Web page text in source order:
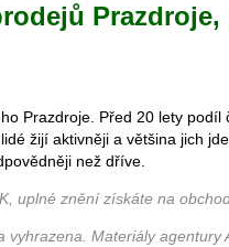
Prazdroje,
Prazdroje. Před 20 lety podíl
žijí aktivněji a většina jich
než dříve.
uplné znění získáte na
Materiály agentury